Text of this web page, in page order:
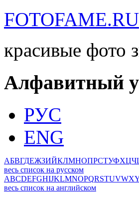
FOTOFAME.RU
красивые фото
Алфавитный
РУС
ENG
АБВГДЕЖЗИЙКЛМНОПРСТУФХЦЧ
весь список на русском
ABCDEFGHIJKLMNOPQRSTUVWX
весь список на английском